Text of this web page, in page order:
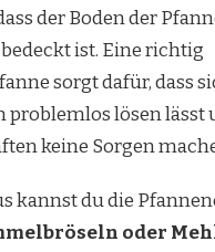
der Boden der
ist. Eine richtig
sorgt dafür, dass
problemlos lösen lässt
keine Sorgen
kannst du die
oder